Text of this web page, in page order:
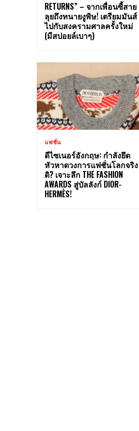
RETURNS” – จากเพื่อนซี้สาย
ลุยถึงทนายงูพิษ! เตรียมมันส์
ไปกับสงครามศาลครั้งใหม่
(มีสปอยล์เบาๆ)
แฟชั่น
ดีไซเนอร์อังกฤษ: กำลังยึด
หัวหาดวงการแฟชั่นโลกจริง
ดิ? เจาะลึก THE FASHION
AWARDS สู่บัลลังก์ DIOR-
HERMÈS!